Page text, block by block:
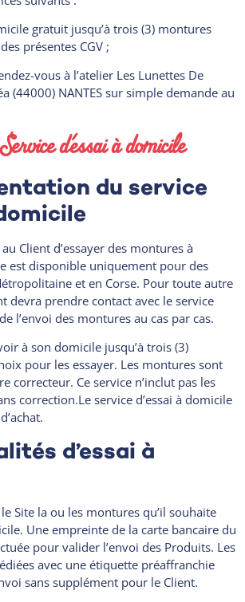
gratuit jusqu’à trois (3) montures
présentes CGV ;
vous à l’atelier Les Lunettes De
(44000) NANTES sur simple demande au
d’essai à domicile
du service
Client d’essayer des montures à
est disponible uniquement pour des
et en Corse. Pour toute autre
devra prendre contact avec le service
l’envoi des montures au cas par cas.
à son domicile jusqu’à trois (3)
pour les essayer. Les montures sont
correcteur. Ce service n’inclut pas les
correction.Le service d’essai à domicile
d’essai à
Site la ou les montures qu’il souhaite
Une empreinte de la carte bancaire du
pour valider l’envoi des Produits. Les
avec une étiquette préaffranchie
sans supplément pour le Client.